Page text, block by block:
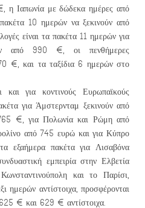
η Ιαπωνία με δώδεκα ημέρες από
10 ημερών να ξεκινούν από
είναι τα πακέτα 11 ημερών για
από 990 €, οι πενθήμερες
€, και τα ταξίδια 6 ημερών στο
και για κοντινούς Ευρωπαϊκούς
για Άμστερνταμ ξεκινούν από
€, για Πολωνία και Ρώμη από
από 745 ευρώ και για Κύπρο
εξαήμερα πακέτα για Λισαβόνα
εμπειρία στην Ελβετία
και το Παρίσι,
ημερών αντίστοιχα, προσφέρονται
€ και 629 € αντίστοιχα.